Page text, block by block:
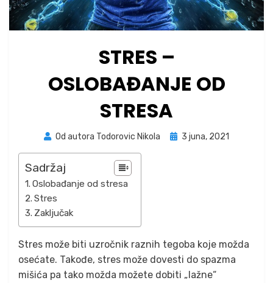
STRES –
OSLOBAĐANJE OD
STRESA
Od autora Todorovic Nikola
Posted
3 juna, 2021
Sadržaj
Oslobađanje od stresa
Stres
Zaključak
Stres može biti uzročnik raznih tegoba koje možda
osećate. Takođe, stres može dovesti do spazma
mišića pa tako možda možete dobiti „lažne“